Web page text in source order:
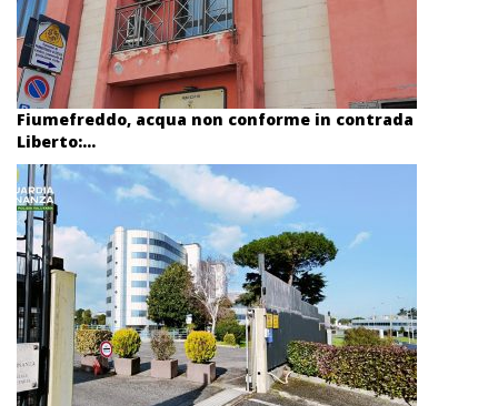
Fiumefreddo, acqua non conforme in contrada
Liberto:...